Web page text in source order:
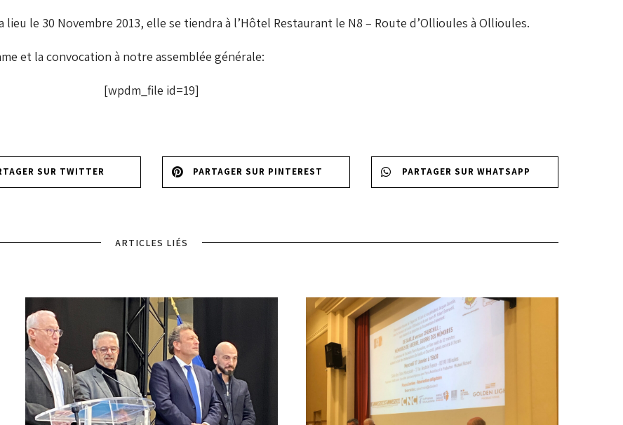
lieu le 30 Novembre 2013, elle se tiendra à l’Hôtel Restaurant le N8 – Route d’Ollioules à Ollioules.
et la convocation à notre assemblée générale:
[wpdm_file id=19]
SUR TWITTER PARTAGER SUR PINTEREST PARTAGER SUR WHATSAPP
ARTICLES LIÉS